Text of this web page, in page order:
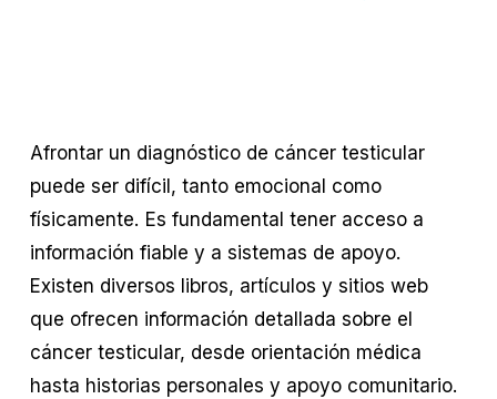
Afrontar un diagnóstico de cáncer testicular
puede ser difícil, tanto emocional como
físicamente. Es fundamental tener acceso a
información fiable y a sistemas de apoyo.
Existen diversos libros, artículos y sitios web
que ofrecen información detallada sobre el
cáncer testicular, desde orientación médica
hasta historias personales y apoyo comunitario.